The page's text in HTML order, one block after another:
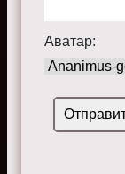
Аватар: